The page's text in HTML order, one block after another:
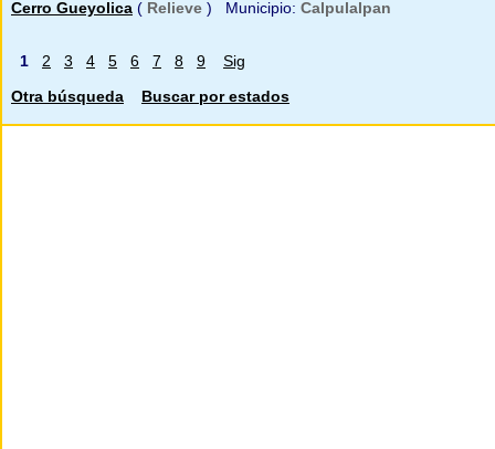
Cerro Gueyolica ( Relieve ) Municipio: Calpulalpan
1 2 3 4 5 6 7 8 9
Sig
Otra búsqueda
Buscar por estados